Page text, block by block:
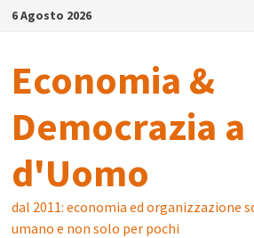
Skip6 Agosto 2026
Economia &
Democrazia
d'Uomo
dal 2011: economia ed organizzazione
umano e non solo per pochi